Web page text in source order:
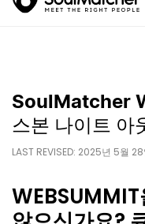
SoulMatcher
스본 나이트 아
LAST REVISED: 2025년 5월 28